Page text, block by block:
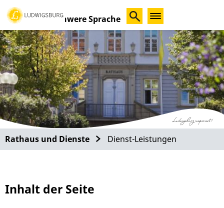
Schwere Sprache
Rathaus und Dienste Dienst-Leistungen
Inhalt der Seite